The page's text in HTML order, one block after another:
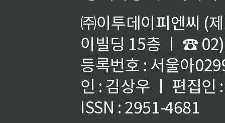
㈜이투데이피엔씨 (
이빌딩 15층 ㅣ ☎
등록번호 : 서울아
인 : 김상우 ㅣ 편집인
ISSN : 2951-4681